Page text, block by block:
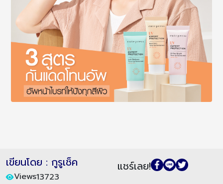
เขียนโดย : กูรูเช็ค
Views13723
แชร์เลย!